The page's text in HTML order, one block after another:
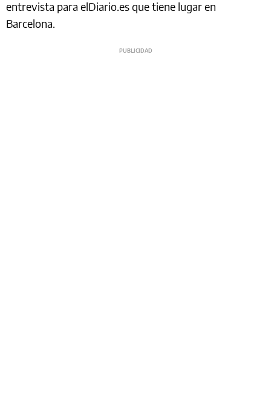
entrevista para elDiario.es que tiene lugar en
Barcelona.